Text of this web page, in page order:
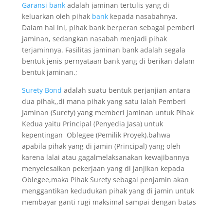
Garansi bankadalah jaminan tertulis yang di
keluarkan oleh pihak bankkepada nasabahnya.
Dalam hal ini, pihak bank berperan sebagai pemberi
jaminan, sedangkan nasabah menjadi pihak
terjaminnya. Fasilitas jaminan bank adalah segala
bentuk jenis pernyataan bank yang di berikan dalam
bentuk jaminan.;
Surety Bond adalah suatu bentuk perjanjian antara
dua pihak,,di mana pihak yang satu ialah Pemberi
Jaminan (Surety) yang memberi jaminan untuk Pihak
Kedua yaitu Principal (Penyedia Jasa) untuk
kepentingan Oblegee (Pemilik Proyek),bahwa
apabila pihak yang di jamin (Principal) yang oleh
karena lalai atau gagalmelaksanakan kewajibannya
menyelesaikan pekerjaan yang di janjikan kepada
Oblegee,maka Pihak Surety sebagai penjamin akan
menggantikan kedudukan pihak yang di jamin untuk
membayar ganti rugi maksimal sampai dengan batas